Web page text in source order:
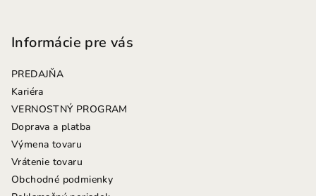
Informácie pre vás
PREDAJŇA
Kariéra
VERNOSTNÝ PROGRAM
Doprava a platba
Výmena tovaru
Vrátenie tovaru
Obchodné podmienky